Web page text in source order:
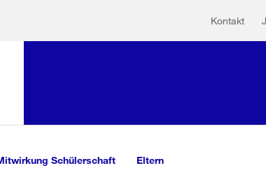
Kontakt
Schülerschaft Eltern